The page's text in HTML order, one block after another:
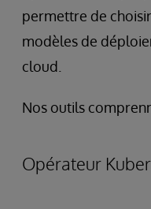
permettre de
modèles de
cloud.
Nos outils
Opérateur